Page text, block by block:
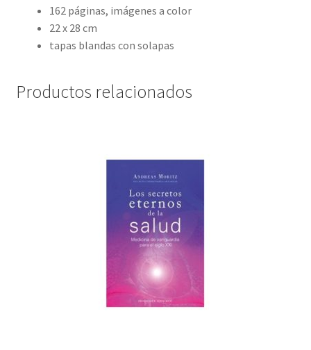
162 páginas, imágenes a color
22 x 28 cm
tapas blandas con solapas
Productos relacionados